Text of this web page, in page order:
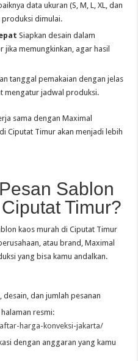
data ukuran (S, M, L, XL, dan
produksi dimulai.
Siapkan desain dalam
memungkinkan, agar hasil
tanggal pemakaian dengan jelas
mengatur jadwal produksi.
sama dengan Maximal
Ciputat Timur akan menjadi lebih
Sablon
Timur?
kaos murah di Ciputat Timur
atau brand, Maximal
yang bisa kamu andalkan.
dan jumlah pesanan
resmi:
harga-konveksi-jakarta/
dengan anggaran yang kamu